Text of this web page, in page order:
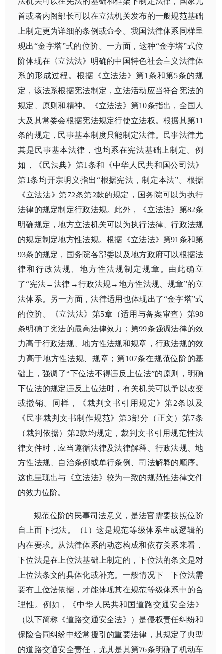
首或者内阁部长可以在立法机关发布的一般规范基础
上制定更为详细的条例或命令。我国法律体系同样呈
现出“金字塔”式的位阶。一方面，这种“金字塔”式位
阶体现在《立法法》明确的中国特色社会主义法律体
系的形成过程。根据《立法法》第1条和第5条的规
定，该法系根据宪法制定，立法活动应当符合宪法的
规定、原则和精神。《立法法》第10条指出，全国人
大及其常委会根据宪法规定行使立法权。根据其第11
条的规定，民事基本制度只能制定法律。民事法律尤
其是民事基本法律，也均系在宪法基础上制定。例
如，《民法典》第1条和《中华人民共和国公司法》
第1条均开宗明义指出“根据宪法，制定本法”。根据
《立法法》第72条第2款的规定，国务院可以为执行
法律的规定制定行政法规。此外，《立法法》第82条
明确规定，地方立法机关可以为执行法律、行政法规
的规定制定地方性法规。根据《立法法》第91条和第
93条的规定，国务院各部委以及地方政府可以根据法
律和行政法规、地方性法规制定规章。由此确立
了“宪法→法律→行政法规→地方性法规、规章”的立
法体系。另一方面，法律适用也体现出了“金字塔”式
的位阶。《立法法》第5章（适用与备案审查）第98
条明确了宪法的最高法律效力；第99条强调法律的效
力高于行政法规、地方性法规和规章，行政法规的效
力高于地方性法规、规章；第107条在规范位阶的基
础上，强调了“下位法不得违反上位法”的原则，明确
下位法的规定违反上位法时，有关机关可以予以改变
或撤销。同样，《裁判文书引用规定》第2条以及
《民事裁判文书制作规范》第3部分（正文）第7条
（裁判依据）第2款均规定，裁判文书引用规范性法
律文件时，应当遵循法律及法律解释、行政法规、地
方性法规、自治条例或单行条例、司法解释的顺序。
这也呈现出与《立法法》较为一致的规范性法律文件
的效力位阶。
规范位阶的民事司法意义，是法官需要按照位阶
自上而下找法。（1）这是规范等级体系生成逻辑的
内在要求。从法律体系的动态构成和依存关系来看，
下位法是在上位法基础上制定的，下位法的条文是对
上位法条文的具体化或补充。一般情况下，下位法需
要有上位法依据，才能体现其在规范等级体系中的合
理性。例如，《中华人民共和国道路交通安全法》
（以下简称《道路交通安全法》）是侵权责任纠纷和
保险合同纠纷中经常援引的重要法律，其规定了典型
的道路交通安全责任，尤其是其第76条明确了机动车